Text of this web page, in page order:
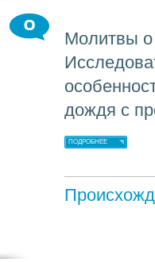
0
Молитвы о
дождя с
ПОДРОБНЕЕ